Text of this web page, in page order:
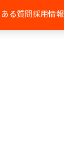
る質問採用情報